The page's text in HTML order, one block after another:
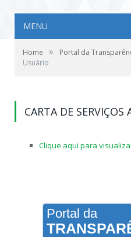
MENU
Home » Portal da
Usuário
CARTA DE SERVIÇOS
Clique aqui para
Portal da